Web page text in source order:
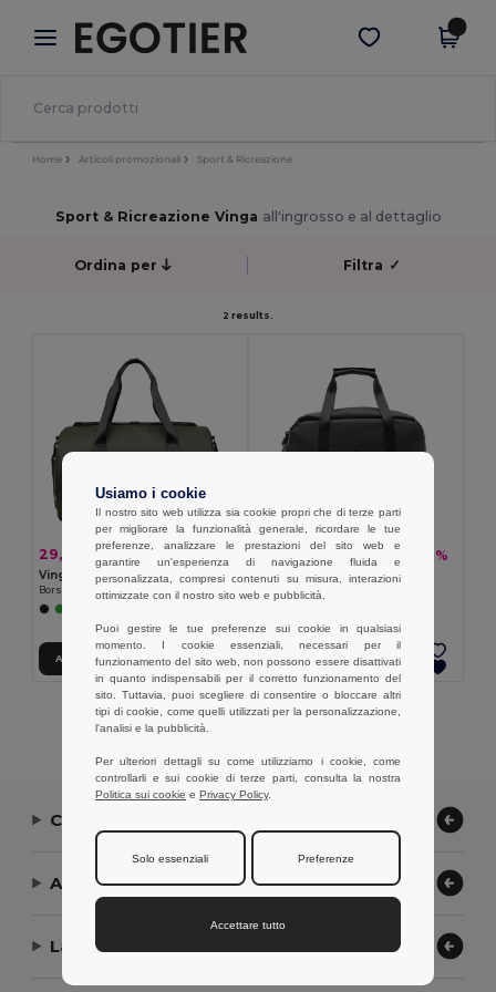
× App Egotier
Prezzi migliori sull'app!
Scarica app
Home Articoli promozionali Sport & Ricreazione
Sport & Ricreazione Vinga all'ingrosso e al dettaglio
Ordina per Filtra ✓
2 results.
29,19 € 40,48 € -28%
Vinga V5007
Borsa sportiva VINGA Baltimore RCS
Aggiungi al carrello
41,67 € -28%
Vinga V5011
Borsa sportiva VINGA Baltimore
Aggiungi al carrello
Visualizzazione Di Tutti I Prodotti.
Contattaci
Aiuto or Assistenza
La nostra azienda
Usiamo i cookie
Il nostro sito web utilizza sia cookie propri che di terze parti
per migliorare la funzionalità generale, ricordare le tue
preferenze, analizzare le prestazioni del sito web e
garantire un'esperienza di navigazione fluida e
personalizzata, compresi contenuti su misura, interazioni
ottimizzate con il nostro sito web e pubblicità.
Puoi gestire le tue preferenze sui cookie in qualsiasi
momento. I cookie essenziali, necessari per il
funzionamento del sito web, non possono essere disattivati
in quanto indispensabili per il corretto funzionamento del
sito. Tuttavia, puoi scegliere di consentire o bloccare altri
tipi di cookie, come quelli utilizzati per la personalizzazione,
l'analisi e la pubblicità.
Per ulteriori dettagli su come utilizziamo i cookie, come
controllarli e sui cookie di terze parti, consulta la nostra
Politica sui cookie e Privacy Policy.
Solo essenziali Preferenze
Accettare tutto